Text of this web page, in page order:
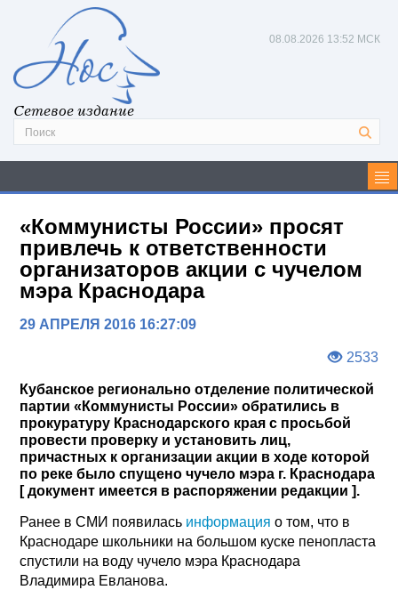
Сетевое издание
08.08.2026 13:52 МСК
«Коммунисты России» просят
привлечь к ответственности
организаторов акции с чучелом
мэра Краснодара
29 АПРЕЛЯ 2016 16:27:09
2533
Кубанское регионально отделение политической
партии «Коммунисты России» обратились в
прокуратуру Краснодарского края с просьбой
провести проверку и установить лиц,
причастных к организации акции в ходе которой
по реке было спущено чучело мэра г. Краснодара
[ документ имеется в распоряжении редакции ].
Ранее в СМИ появилась информацияо том, что в
Краснодаре школьники на большом куске пенопласта
спустили на воду чучело мэра Краснодара
Владимира Евланова.